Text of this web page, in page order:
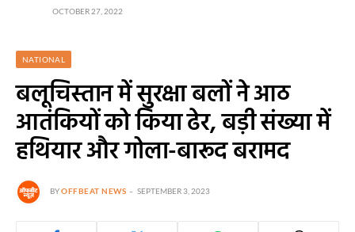
OCTOBER 27, 2022
NATIONAL
बलूचिस्तान में सुरक्षा बलों ने आठ
आतंकियों को किया ढेर, बड़ी संख्या में
हथियार और गोला-बारूद बरामद
BYOFFBEAT NEWS SEPTEMBER 3, 2023